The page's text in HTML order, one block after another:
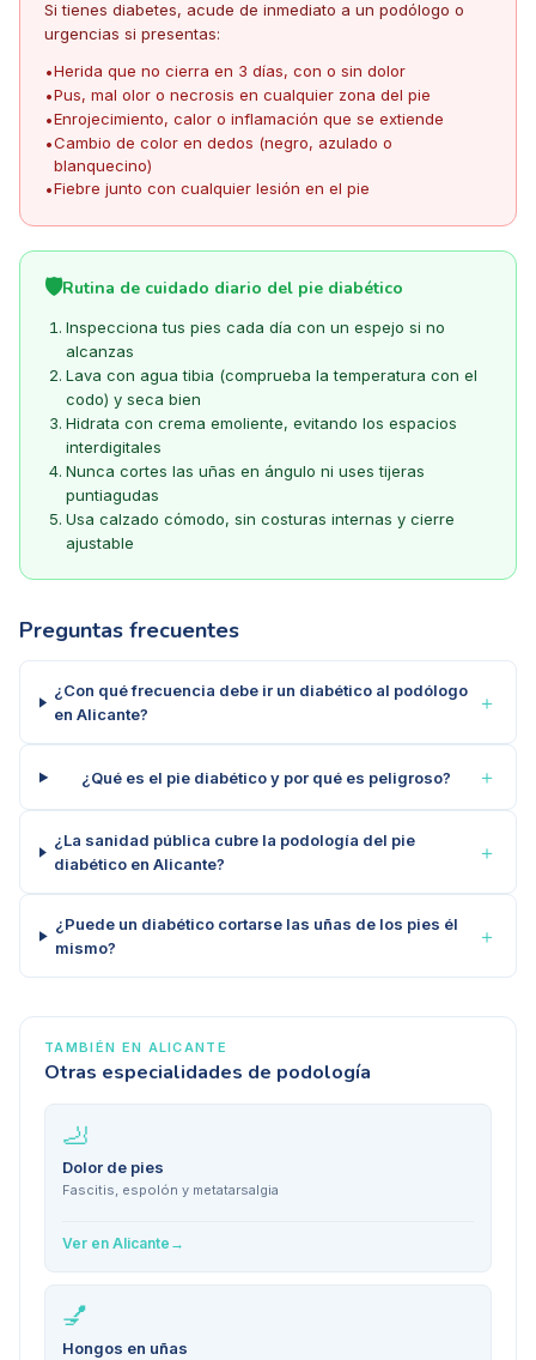
Si tienes diabetes, acude de inmediato a un podólogo o
urgencias si presentas:
•Herida que no cierra en 3 días, con o sin dolor
•Pus, mal olor o necrosis en cualquier zona del pie
•Enrojecimiento, calor o inflamación que se extiende
•Cambio de color en dedos (negro, azulado o
blanquecino)
•Fiebre junto con cualquier lesión en el pie
🛡️Rutina de cuidado diario del pie diabético
Inspecciona tus pies cada día con un espejo si no
alcanzas
Lava con agua tibia (comprueba la temperatura con el
codo) y seca bien
Hidrata con crema emoliente, evitando los espacios
interdigitales
Nunca cortes las uñas en ángulo ni uses tijeras
puntiagudas
Usa calzado cómodo, sin costuras internas y cierre
ajustable
Preguntas frecuentes
¿Con qué frecuencia debe ir un diabético al podólogo
en Alicante?
＋
¿Qué es el pie diabético y por qué es peligroso? ＋
¿La sanidad pública cubre la podología del pie
diabético en Alicante?
＋
¿Puede un diabético cortarse las uñas de los pies él
mismo?
＋
TAMBIÉN EN ALICANTE
Otras especialidades de podología
🦶
Dolor de pies
Fascitis, espolón y metatarsalgia
Ver en Alicante →
💅
Hongos en uñas